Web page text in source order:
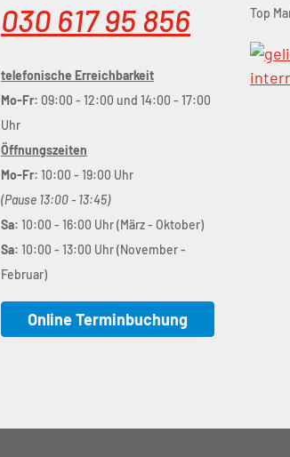
030 617 95 856
telefonische Erreichbarkeit
Mo-Fr: 09:00 - 12:00 und 14:00 - 17:00
Uhr
Öffnungszeiten
Mo-Fr: 10:00 - 19:00 Uhr
(Pause 13:00 - 13:45)
Sa: 10:00 - 16:00 Uhr (März - Oktober)
Sa: 10:00 - 13:00 Uhr (November -
Februar)
Online Terminbuchung
Top